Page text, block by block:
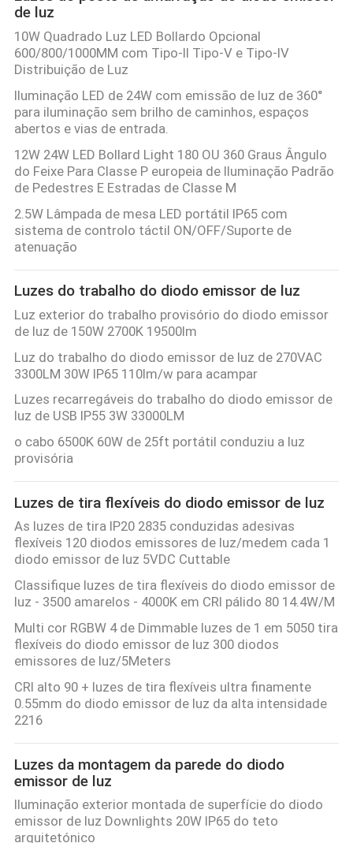
de luz
10W Quadrado Luz LED Bollardo Opcional
600/800/1000MM com Tipo-II Tipo-V e Tipo-IV
Distribuição de Luz
Iluminação LED de 24W com emissão de luz de 360°
para iluminação sem brilho de caminhos, espaços
abertos e vias de entrada.
12W 24W LED Bollard Light 180 OU 360 Graus Ângulo
do Feixe Para Classe P europeia de Iluminação Padrão
de Pedestres E Estradas de Classe M
2.5W Lâmpada de mesa LED portátil IP65 com
sistema de controlo táctil ON/OFF/Suporte de
atenuação
Luzes do trabalho do diodo emissor de luz
Luz exterior do trabalho provisório do diodo emissor
de luz de 150W 2700K 19500lm
Luz do trabalho do diodo emissor de luz de 270VAC
3300LM 30W IP65 110lm/w para acampar
Luzes recarregáveis do trabalho do diodo emissor de
luz de USB IP55 3W 33000LM
o cabo 6500K 60W de 25ft portátil conduziu a luz
provisória
Luzes de tira flexíveis do diodo emissor de luz
As luzes de tira IP20 2835 conduzidas adesivas
flexíveis 120 diodos emissores de luz/medem cada 1
diodo emissor de luz 5VDC Cuttable
Classifique luzes de tira flexíveis do diodo emissor de
luz - 3500 amarelos - 4000K em CRI pálido 80 14.4W/M
Multi cor RGBW 4 de Dimmable luzes de 1 em 5050 tira
flexíveis do diodo emissor de luz 300 diodos
emissores de luz/5Meters
CRI alto 90 + luzes de tira flexíveis ultra finamente
0.55mm do diodo emissor de luz da alta intensidade
2216
Luzes da montagem da parede do diodo
emissor de luz
Iluminação exterior montada de superfície do diodo
emissor de luz Downlights 20W IP65 do teto
arquitetónico